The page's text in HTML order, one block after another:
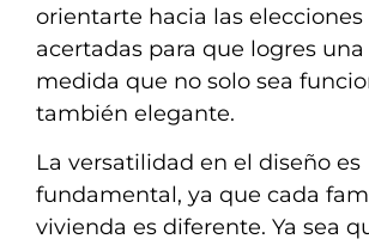
orientarte hacia las elecciones
acertadas para que logres una
medida que no solo sea
también elegante.
La versatilidad en el diseño es
fundamental, ya que cada
vivienda es diferente. Ya sea